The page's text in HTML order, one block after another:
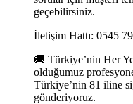
geçebilirsiniz.
İletişim Hattı: 0545
🚚 Türkiye’nin Her
olduğumuz
Türkiye’nin 81 iline
gönderiyoruz.